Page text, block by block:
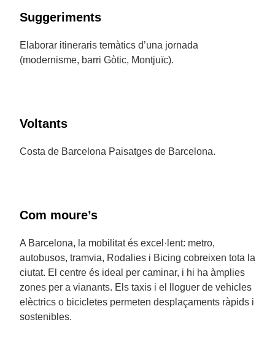
Suggeriments
Elaborar itineraris temàtics d’una jornada
(modernisme, barri Gòtic, Montjuïc).
Voltants
Costa de Barcelona Paisatges de Barcelona.
Com moure’s
A Barcelona, la mobilitat és excel·lent: metro,
autobusos, tramvia, Rodalies i Bicing cobreixen tota la
ciutat. El centre és ideal per caminar, i hi ha àmplies
zones per a vianants. Els taxis i el lloguer de vehicles
elèctrics o bicicletes permeten desplaçaments ràpids i
sostenibles.